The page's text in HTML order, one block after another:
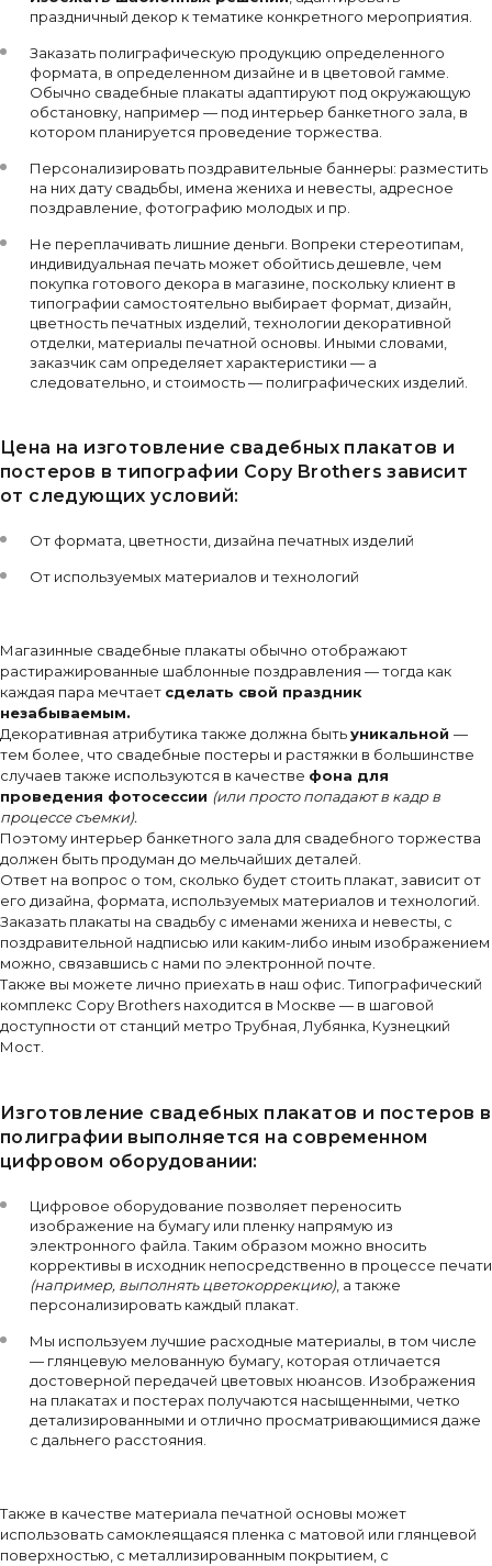
праздничный декор к тематике конкретного мероприятия.
Заказать полиграфическую продукцию определенного
формата, в определенном дизайне и в цветовой гамме.
Обычно свадебные плакаты адаптируют под окружающую
обстановку, например — под интерьер банкетного зала, в
котором планируется проведение торжества.
Персонализировать поздравительные баннеры: разместить
на них дату свадьбы, имена жениха и невесты, адресное
поздравление, фотографию молодых и пр.
Не переплачивать лишние деньги. Вопреки стереотипам,
индивидуальная печать может обойтись дешевле, чем
покупка готового декора в магазине, поскольку клиент в
типографии самостоятельно выбирает формат, дизайн,
цветность печатных изделий, технологии декоративной
отделки, материалы печатной основы. Иными словами,
заказчик сам определяет характеристики — а
следовательно, и стоимость — полиграфических изделий.
Цена на изготовление свадебных плакатов и
постеров в типографии Copy Brothers зависит
от следующих условий:
От формата, цветности, дизайна печатных изделий
От используемых материалов и технологий
Магазинные свадебные плакаты обычно отображают
растиражированные шаблонные поздравления — тогда как
каждая пара мечтает сделать свой праздник
незабываемым.
Декоративная атрибутика также должна бытьуникальной —
тем более, что свадебные постеры и растяжки в большинстве
случаев также используются в качестве фона для
проведения фотосессии (или просто попадают в кадр в
процессе съемки).
Поэтому интерьер банкетного зала для свадебного торжества
должен быть продуман до мельчайших деталей.
Ответ на вопрос о том, сколько будет стоить плакат, зависит от
его дизайна, формата, используемых материалов и технологий.
Заказать плакаты на свадьбу с именами жениха и невесты, с
поздравительной надписью или каким-либо иным изображением
можно, связавшись с нами по электронной почте.
Также вы можете лично приехать в наш офис. Типографический
комплекс Copy Brothers находится в Москве — в шаговой
доступности от станций метро Трубная, Лубянка, Кузнецкий
Мост.
Изготовление свадебных плакатов и постеров в
полиграфии выполняется на современном
цифровом оборудовании:
Цифровое оборудование позволяет переносить
изображение на бумагу или пленку напрямую из
электронного файла. Таким образом можно вносить
коррективы в исходник непосредственно в процессе печати
(например, выполнять цветокоррекцию), а также
персонализировать каждый плакат.
Мы используем лучшие расходные материалы, в том числе
— глянцевую мелованную бумагу, которая отличается
достоверной передачей цветовых нюансов. Изображения
на плакатах и постерах получаются насыщенными, четко
детализированными и отлично просматривающимися даже
с дальнего расстояния.
Также в качестве материала печатной основы может
использовать самоклеящаяся пленка с матовой или глянцевой
поверхностью, с металлизированным покрытием, с